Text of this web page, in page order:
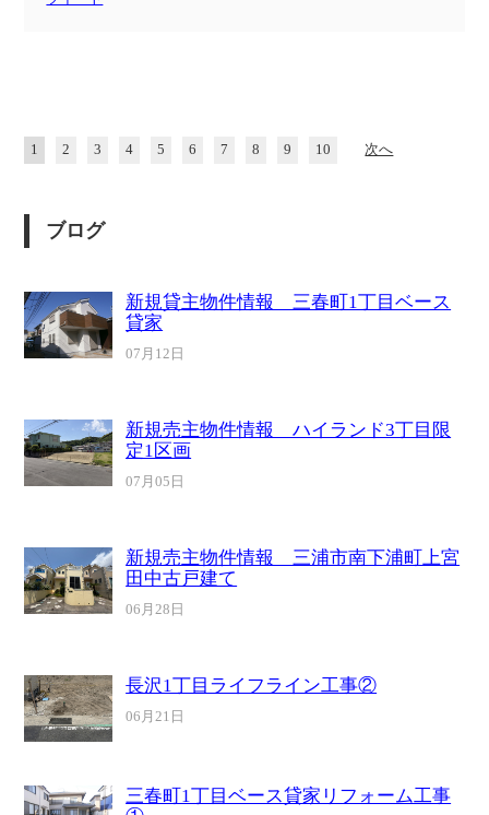
1 2 3 4 5 6 7 8 9 10 次へ
ブログ
新規貸主物件情報 三春町1丁目ベース
貸家
07月12日
新規売主物件情報 ハイランド3丁目限
定1区画
07月05日
新規売主物件情報 三浦市南下浦町上宮
田中古戸建て
06月28日
長沢1丁目ライフライン工事②
06月21日
三春町1丁目ベース貸家リフォーム工事